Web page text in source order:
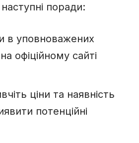
поради:
в уповноважених
офіційному сайті
ціни та наявність
потенційні